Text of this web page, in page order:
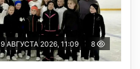
9 АВГУСТА 2026, 11:09 8